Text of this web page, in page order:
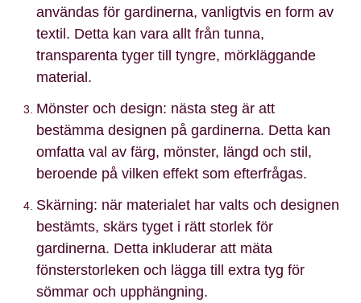
användas för gardinerna, vanligtvis en form av
textil. Detta kan vara allt från tunna,
transparenta tyger till tyngre, mörkläggande
material.
Mönster och design: nästa steg är att
bestämma designen på gardinerna. Detta kan
omfatta val av färg, mönster, längd och stil,
beroende på vilken effekt som efterfrågas.
Skärning: när materialet har valts och designen
bestämts, skärs tyget i rätt storlek för
gardinerna. Detta inkluderar att mäta
fönsterstorleken och lägga till extra tyg för
sömmar och upphängning.